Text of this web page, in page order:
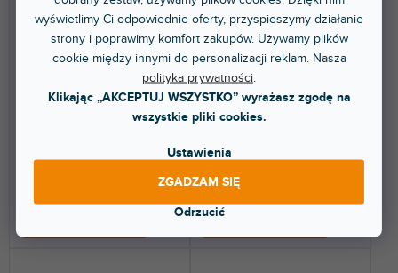
wyświetlimy Ci odpowiednie oferty, przyspieszymy działanie
strony i poprawimy komfort zakupów. Używamy plików
cookie między innymi do personalizacji reklam. Nasza
polityka prywatności
Klikając „AKCEPTUJ WSZYSTKO” wyrażasz zgodę na
wszystkie pliki cookies.
Ustawienia
Odrzucić
ZGADZAM SIĘ
Foliový balón číslo 5, 86cm
zlatý
stacjonarnym
(5 szt)
Balon z metalizowanej folii
Foliový balón číslo 2, 86cm
stříbrný
Dostępny w sklepie
stacjonarnym
9,49 zł
Balon z metalizowanej folii